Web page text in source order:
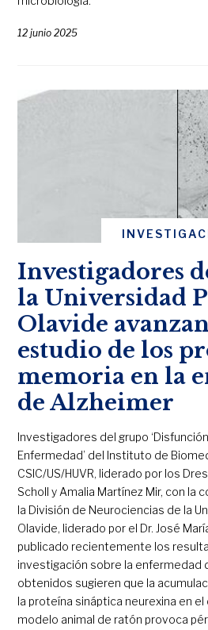
12 junio 2025
Investigadores
la Universidad
Olavide
estudio de los
memoria en la
de Alzheimer
Investigadores del grupo
Enfermedad’ del Instituto de
CSIC/US/HUVR, liderado por los
Scholl y Amalia Martínez Mir, con la
la División de Neurociencias de la
Olavide, liderado por el Dr. José
publicado recientemente los
investigación sobre la enfermedad
obtenidos sugieren que la
la proteína sináptica neurexina en
modelo animal de ratón provoca